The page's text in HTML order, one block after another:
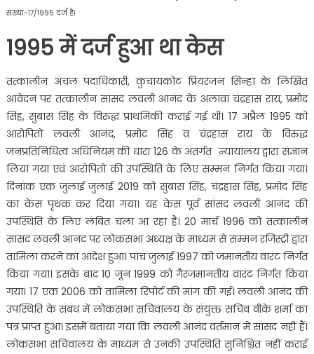
संख्या-17/1995 दर्ज है।
1995 में दर्ज हुआ था केस
तत्कालीन अंचल पदाधिकारी, कुचायकोट प्रियरंजन सिन्हा के लिखित
आवेदन पर तत्कालीन सांसद लवली आनंद के अलावा चंद्रहास राय, प्रमोद
सिंह, सुबास सिंह के विरुद्ध प्राथमिकी कराई गई थी। 17 अप्रैल 1995 को
आरोपितों लवली आनंद, प्रमोद सिंह व चंद्रहास राय के विरुद्ध
जनप्रतिनिधित्व अधिनियम की धारा 126 के अंतर्गत न्यायालय द्वारा संज्ञान
लिया गया एवं आरोपितों की उपस्थिति के लिए सम्मन निर्गत किया गया।
दिनांक एक जुलाई जुलाई 2019 को सुबास सिंह, चंद्रहास सिंह, प्रमोद सिंह
का केस पृथक कर दिया गया। यह केस पूर्व सांसद लवली आनंद की
उपस्थिति के लिए लंबित चला आ रहा है। 20 मार्च 1996 को तत्कालीन
सांसद लवली आनंद पर लोकसभा अध्यक्ष के माध्यम से सम्मन रजिस्ट्री द्वारा
तामिला करने का आदेश हुआ। पांच जुलाई 1997 को जमानतीय वारंट निर्गत
किया गया। इसके बाद 10 जून 1999 को गैरजमानतीय वारंट निर्गत किया
गया। 17 एक 2006 को तामिला रिपोर्ट की मांग की गई। लवली आनंद की
उपस्थिति के संबंध में लोकसभा सचिवालय के संयुक्त सचिव वीके शर्मा का
पत्र प्राप्त हुआ। इसमें बताया गया कि लवली आनंद वर्तमान में सांसद नहीं हैं।
लोकसभा सचिवालय के माध्यम से उनकी उपस्थिति सुनिश्चित नहीं कराई